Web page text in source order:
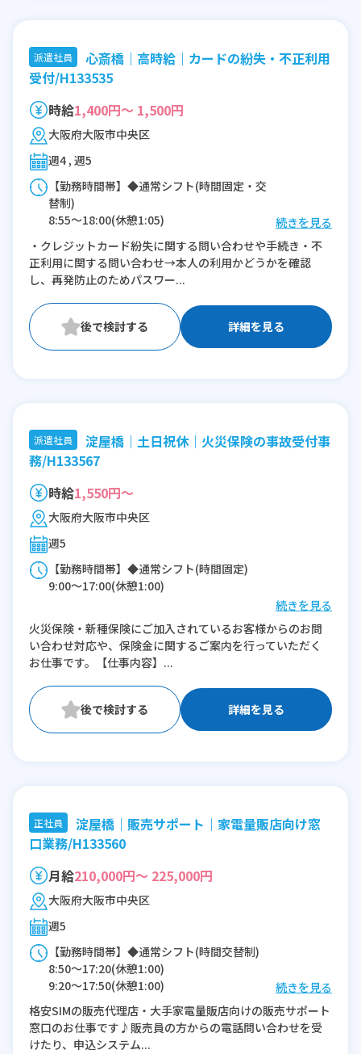
派遣社員
心斎橋｜高時給｜カードの紛失・不正利用
受付/H133535
時給1,400円～ 1,500円
大阪府大阪市中央区
週4 , 週5
【勤務時間帯】◆通常シフト(時間固定・交
替制)
8:55〜18:00(休憩1:05)
11:15〜20:20(休憩1:05)
※残業：0〜5時間程度/月
続きを見る
・クレジットカード紛失に関する問い合わせや手続き・不
正利用に関する問い合わせ→本人の利用かどうかを確認
し、再発防止のためパスワー...
詳細を見る
派遣社員
淀屋橋｜土日祝休｜火災保険の事故受付事
務/H133567
時給1,550円～
大阪府大阪市中央区
週5
【勤務時間帯】◆通常シフト(時間固定)
9:00〜17:00(休憩1:00)
続きを見る
火災保険・新種保険にご加入されているお客様からのお問
い合わせ対応や、保険金に関するご案内を行っていただく
お仕事です。【仕事内容】...
詳細を見る
正社員
淀屋橋｜販売サポート｜家電量販店向け窓
口業務/H133560
月給210,000円～ 225,000円
大阪府大阪市中央区
週5
【勤務時間帯】◆通常シフト(時間交替制)
8:50〜17:20(休憩1:00)
9:20〜17:50(休憩1:00)
12:20〜20:50(休憩1:00)
※残業：5〜15時間程度/月
続きを見る
格安SIMの販売代理店・大手家電量販店向けの販売サポート
窓口のお仕事です♪販売員の方からの電話問い合わせを受
けたり、申込システム...